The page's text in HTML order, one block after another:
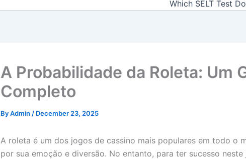
Which SELT Test
A Probabilidade da Roleta: Um
Completo
ByAdmin / December 23, 2025
A roleta é um dos jogos de cassino mais populares em todo o
por sua emoção e diversão. No entanto, para ter sucesso neste